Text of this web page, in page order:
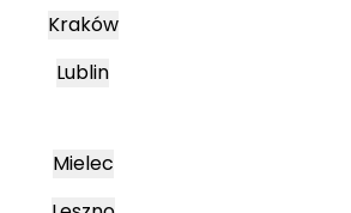
Kraków
Lublin
Mielec